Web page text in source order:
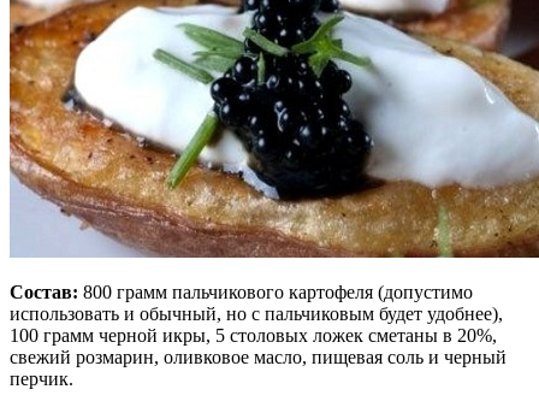
Состав: 800 грамм пальчикового картофеля (допустимо
использовать и обычный, но с пальчиковым будет удобнее),
100 грамм черной икры, 5 столовых ложек сметаны в 20%,
свежий розмарин, оливковое масло, пищевая соль и черный
перчик.